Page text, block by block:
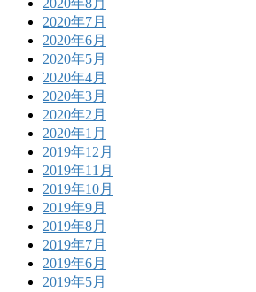
2020年8月
2020年7月
2020年6月
2020年5月
2020年4月
2020年3月
2020年2月
2020年1月
2019年12月
2019年11月
2019年10月
2019年9月
2019年8月
2019年7月
2019年6月
2019年5月